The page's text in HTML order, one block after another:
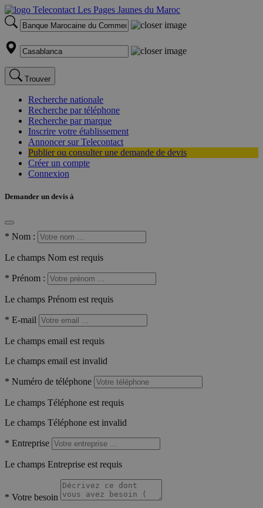
Trouver
Recherche nationale
Recherche par téléphone
Recherche par marque
Inscrire votre établissement
Annoncer sur Telecontact
Publier ou consulter une demande de devis
Créer un compte
Connexion
Demander un devis à
* Nom :
Le champs Nom est requis
* Prénom :
Le champs Prénom est requis
* E-mail
Le champs email est requis
Le champs email est invalid
* Numéro de téléphone
Le champs Téléphone est requis
Le champs Téléphone est invalid
* Entreprise
Le champs Entreprise est requis
* Votre besoin